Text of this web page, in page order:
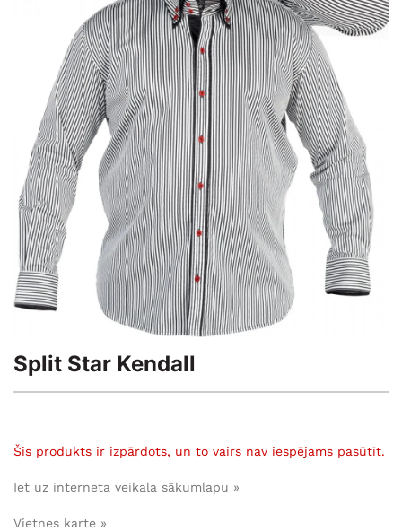
Split Star Kendall
Šis produkts ir izpārdots, un to vairs nav iespējams pasūtīt.
Iet uz interneta veikala sākumlapu »
Vietnes karte »